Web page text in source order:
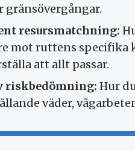
gränsövergångar.
resursmatchning:
mot ruttens specifika
att allt passar.
riskbedömning: Hur
väder,